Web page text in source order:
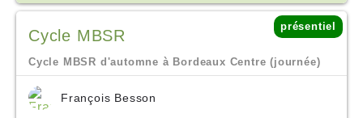
Cycle MBSR
présentiel
Cycle MBSR d'automne à Bordeaux Centre (journée)
François Besson